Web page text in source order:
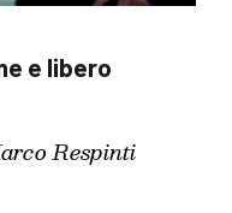
e libero
Respinti